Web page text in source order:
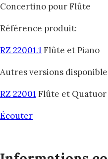
Concertino pour Flûte
Référence produit:
RZ 22001.1Flûte et Piano
Autres versions
RZ 22001Flûte et Quatuor
Écouter